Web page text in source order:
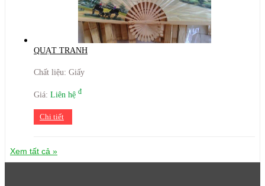
QUẠT TRANH
Chất liệu: Giấy
Giá: Liên hệ đ
Chi tiết
Xem tất cả »